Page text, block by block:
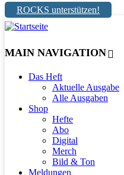
ROCKS unterstützen!
MAIN NAVIGATION
Das Heft
Aktuelle Ausgabe
Alle Ausgaben
Shop
Hefte
Abo
Digital
Merch
Bild & Ton
Meldungen